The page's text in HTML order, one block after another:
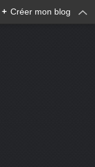
+ Créer mon blog